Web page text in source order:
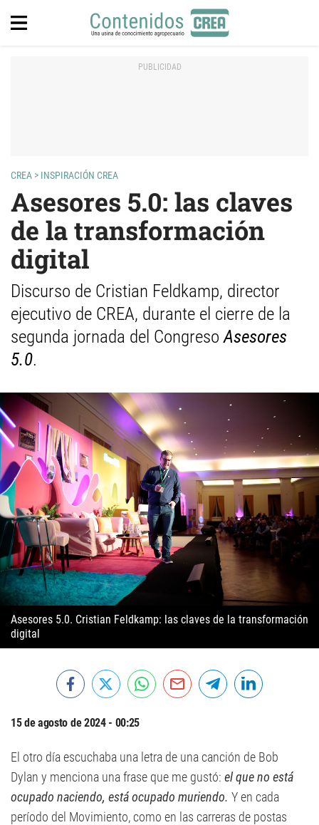
CREA > INSPIRACIÓN CREA
Asesores 5.0: las claves
de la transformación
digital
Discurso de Cristian Feldkamp, director
ejecutivo de CREA, durante el cierre de la
segunda jornada del CongresoAsesores
5.0.
Asesores 5.0. Cristian Feldkamp: las claves de la transformación
digital
15 de agosto de 2024 - 00:25
El otro día escuchaba una letra de una canción de Bob
Dylan y menciona una frase que me gustó: el que no está
ocupado naciendo, está ocupado muriendo. Y en cada
período del Movimiento, como en las carreras de postas